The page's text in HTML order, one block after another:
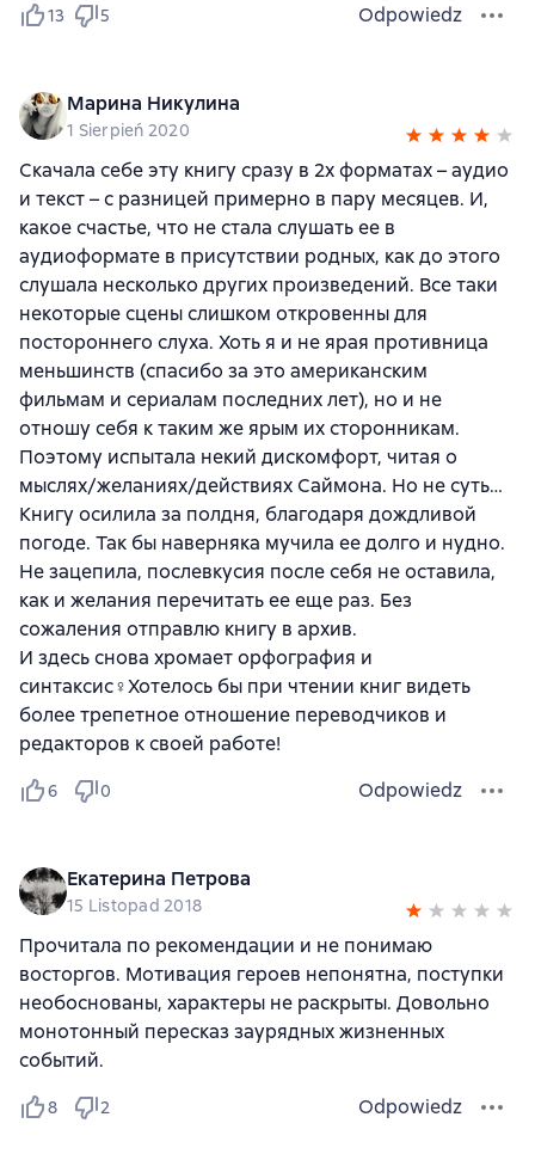
13 5 Odpowiedz
Марина Никулина
1 Sierpień 2020
Скачала себе эту книгу сразу в 2х форматах – аудио
и текст – с разницей примерно в пару месяцев. И,
какое счастье, что не стала слушать ее в
аудиоформате в присутствии родных, как до этого
слушала несколько других произведений. Все таки
некоторые сцены слишком откровенны для
постороннего слуха. Хоть я и не ярая противница
меньшинств (спасибо за это американским
фильмам и сериалам последних лет), но и не
отношу себя к таким же ярым их сторонникам.
Поэтому испытала некий дискомфорт, читая о
мыслях/желаниях/действиях Саймона. Но не суть…
Книгу осилила за полдня, благодаря дождливой
погоде. Так бы наверняка мучила ее долго и нудно.
Не зацепила, послевкусия после себя не оставила,
как и желания перечитать ее еще раз. Без
сожаления отправлю книгу в архив.
И здесь снова хромает орфография и
синтаксис♀Хотелось бы при чтении книг видеть
более трепетное отношение переводчиков и
редакторов к своей работе!
6 0 Odpowiedz
Екатерина Петрова
15 Listopad 2018
Прочитала по рекомендации и не понимаю
восторгов. Мотивация героев непонятна, поступки
необоснованы, характеры не раскрыты. Довольно
монотонный пересказ заурядных жизненных
событий.
8 2 Odpowiedz